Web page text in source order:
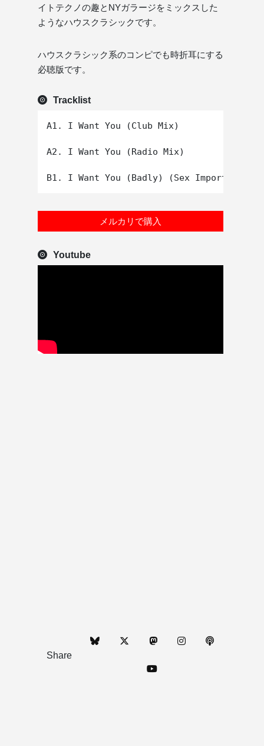
イトテクノの趣とNYガラージをミックスした
ようなハウスクラシックです。
ハウスクラシック系のコンピでも時折耳にする
必聴版です。
Tracklist
A1. I Want You (Club Mix)
A2. I Want You (Radio Mix)
メルカリで購入
Youtube
Share